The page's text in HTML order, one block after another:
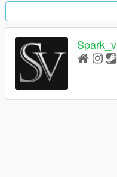
Spark_v